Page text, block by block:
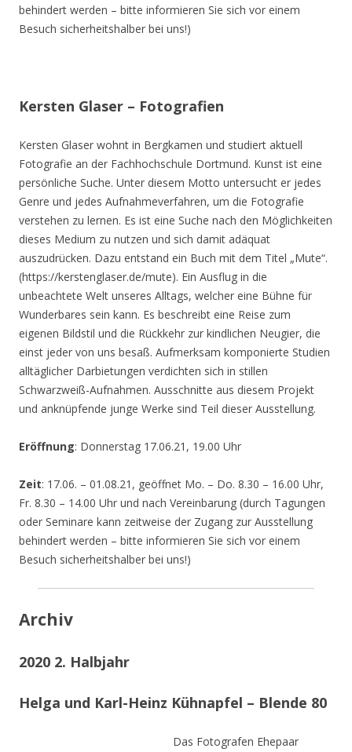
behindert werden – bitte informieren Sie sich vor einem
Besuch sicherheitshalber bei uns!)
Kersten Glaser – Fotografien
Kersten Glaser wohnt in Bergkamen und studiert aktuell
Fotografie an der Fachhochschule Dortmund. Kunst ist eine
persönliche Suche. Unter diesem Motto untersucht er jedes
Genre und jedes Aufnahmeverfahren, um die Fotografie
verstehen zu lernen. Es ist eine Suche nach den Möglichkeiten
dieses Medium zu nutzen und sich damit adäquat
auszudrücken. Dazu entstand ein Buch mit dem Titel „Mute“.
(https://kerstenglaser.de/mute). Ein Ausflug in die
unbeachtete Welt unseres Alltags, welcher eine Bühne für
Wunderbares sein kann. Es beschreibt eine Reise zum
eigenen Bildstil und die Rückkehr zur kindlichen Neugier, die
einst jeder von uns besaß. Aufmerksam komponierte Studien
alltäglicher Darbietungen verdichten sich in stillen
Schwarzweiß-Aufnahmen. Ausschnitte aus diesem Projekt
und anknüpfende junge Werke sind Teil dieser Ausstellung.
Eröffnung: Donnerstag 17.06.21, 19.00 Uhr
Zeit: 17.06. – 01.08.21, geöffnet Mo. – Do. 8.30 – 16.00 Uhr,
Fr. 8.30 – 14.00 Uhr und nach Vereinbarung (durch Tagungen
oder Seminare kann zeitweise der Zugang zur Ausstellung
behindert werden – bitte informieren Sie sich vor einem
Besuch sicherheitshalber bei uns!)
Archiv
2020 2. Halbjahr
Helga und Karl-Heinz Kühnapfel – Blende 80
Das Fotografen Ehepaar